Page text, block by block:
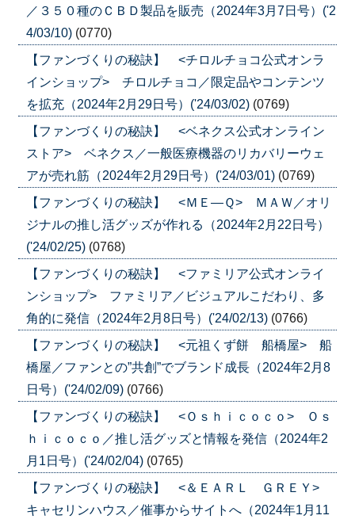
／３５０種のＣＢＤ製品を販売（2024年3月7日号）('2
4/03/10) (0770)
【ファンづくりの秘訣】 <チロルチョコ公式オンラ
インショップ> チロルチョコ／限定品やコンテンツ
を拡充（2024年2月29日号）('24/03/02) (0769)
【ファンづくりの秘訣】 <ベネクス公式オンライン
ストア> ベネクス／一般医療機器のリカバリーウェ
アが売れ筋（2024年2月29日号）('24/03/01) (0769)
【ファンづくりの秘訣】 <ＭＥ―Ｑ> ＭＡＷ／オリ
ジナルの推し活グッズが作れる（2024年2月22日号）
('24/02/25) (0768)
【ファンづくりの秘訣】 <ファミリア公式オンライ
ンショップ> ファミリア／ビジュアルこだわり、多
角的に発信（2024年2月8日号）('24/02/13) (0766)
【ファンづくりの秘訣】 <元祖くず餅 船橋屋> 船
橋屋／ファンとの”共創”でブランド成長（2024年2月8
日号）('24/02/09) (0766)
【ファンづくりの秘訣】 <Ｏｓｈｉｃｏｃｏ> Ｏｓ
ｈｉｃｏｃｏ／推し活グッズと情報を発信（2024年2
月1日号）('24/02/04) (0765)
【ファンづくりの秘訣】 <＆ＥＡＲＬ ＧＲＥＹ>
キャセリンハウス／催事からサイトへ（2024年1月11